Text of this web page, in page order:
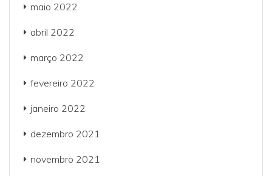
maio 2022
abril 2022
março 2022
fevereiro 2022
janeiro 2022
dezembro 2021
novembro 2021